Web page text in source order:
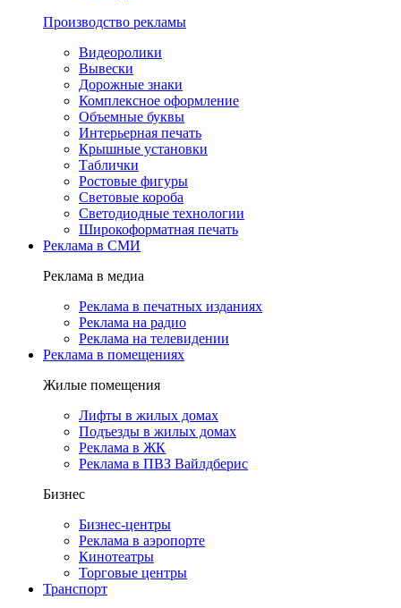
Производство рекламы
Видеоролики
Вывески
Дорожные знаки
Комплексное оформление
Объемные буквы
Интерьерная печать
Крышные установки
Таблички
Ростовые фигуры
Световые короба
Светодиодные технологии
Широкоформатная печать
Реклама в СМИ
Реклама в медиа
Реклама в печатных изданиях
Реклама на радио
Реклама на телевидении
Реклама в помещениях
Жилые помещения
Лифты в жилых домах
Подъезды в жилых домах
Реклама в ЖК
Реклама в ПВЗ Вайлдберис
Бизнес
Бизнес-центры
Реклама в аэропорте
Кинотеатры
Торговые центры
Транспорт